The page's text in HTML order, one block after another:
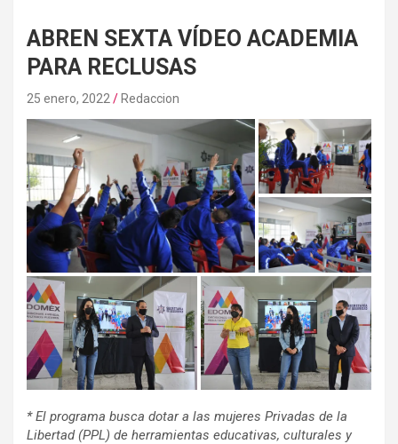
ABREN SEXTA VÍDEO ACADEMIA
PARA RECLUSAS
25 enero, 2022 Redaccion
* El programa busca dotar a las mujeres Privadas de la
Libertad (PPL) de herramientas educativas, culturales y